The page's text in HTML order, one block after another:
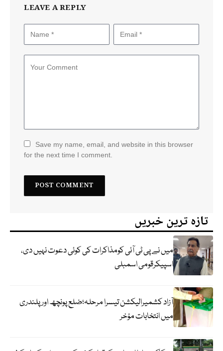
LEAVE A REPLY
Save my name, email, and website in this browser
for the next time I comment.
تازہ ترین خبریں
میں نے پی ٹی آئی کومذاکرات کی کوئی دعوت نہیں دی،
اسپیکرقومی اسمبلی
آزاد کشمیرالیکشن تیسرا مرحلہ؛ضلع پونچھ اور پلندری
میں انتخابات مؤخر